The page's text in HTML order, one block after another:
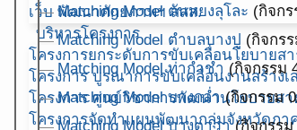
เว็บ พัฒนาศักยภาพฯ สสส.
บริหารโครงการ
โครงการยกระดับการขับเคลื่อนโยบายส
โครงการ บูรณาการขับเคลื่อนงานสร้างเ
โครงการ ศูนย์วิชาการพัฒนานโยบายส
โครงการจัดทำแผนพัฒนากลุ่มจังหวัดภา
Matching Model ตันหยงลุโละ (กิจกร
Matching Model ตำบลบางปู (กิจกร
Matching Model ท่ากำชำ (กิจกรรม
Matching Model บางกล่ำ(กิจกรรม
Matching Model บางตาวา(กิจกรรม